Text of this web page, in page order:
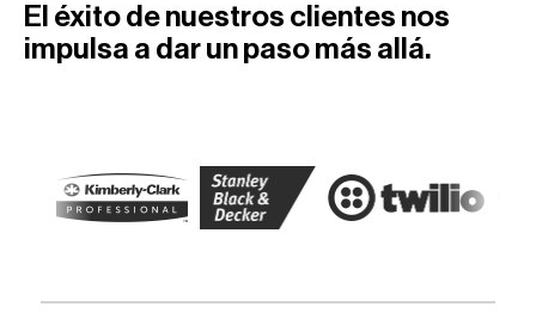
El éxito de nuestros clientes nos
impulsa a dar un paso más allá.